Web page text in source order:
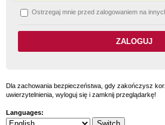
Ostrzegaj mnie przed zalogowaniem na
Dla zachowania bezpieczeństwa, gdy zakończysz
uwierzytelnienia, wyloguj się i zamknij przeglądarkę!
Languages: